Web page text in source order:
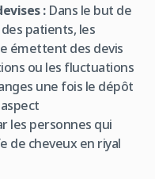
:Dans le but de
patients, les
émettent des devis
ou les fluctuations
une fois le dépôt
les personnes qui
de cheveux en riyal